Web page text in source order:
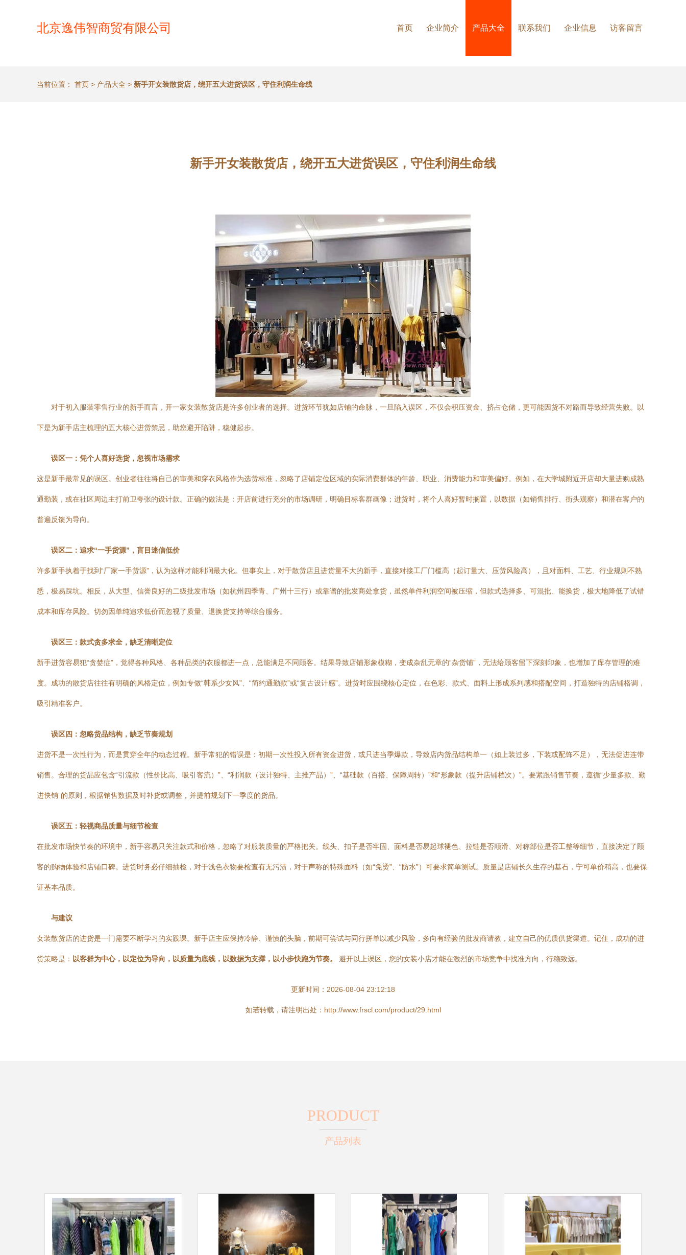
北京逸伟智商贸有限公司 首页 企业简介 产品大全 联系我们 企业信息 访客留言
当前位置： 首页 > 产品大全 > 新手开女装散货店，绕开五大进货误区，守住利润生命线
新手开女装散货店，绕开五大进货误区，守住利润生命线
对于初入服装零售行业的新手而言，开一家女装散货店是许多创业者的选择。进货环节犹如店铺的命脉，一旦陷入误区，不仅会积压资金、挤占仓储，更可能因货不对路而导致经营失败。以
下是为新手店主梳理的五大核心进货禁忌，助您避开陷阱，稳健起步。
误区一：凭个人喜好选货，忽视市场需求
这是新手最常见的误区。创业者往往将自己的审美和穿衣风格作为选货标准，忽略了店铺定位区域的实际消费群体的年龄、职业、消费能力和审美偏好。例如，在大学城附近开店却大量进购成熟
通勤装，或在社区周边主打前卫夸张的设计款。正确的做法是：开店前进行充分的市场调研，明确目标客群画像；进货时，将个人喜好暂时搁置，以数据（如销售排行、街头观察）和潜在客户的
普遍反馈为导向。
误区二：追求“一手货源”，盲目迷信低价
许多新手执着于找到“厂家一手货源”，认为这样才能利润最大化。但事实上，对于散货店且进货量不大的新手，直接对接工厂门槛高（起订量大、压货风险高），且对面料、工艺、行业规则不熟
悉，极易踩坑。相反，从大型、信誉良好的二级批发市场（如杭州四季青、广州十三行）或靠谱的批发商处拿货，虽然单件利润空间被压缩，但款式选择多、可混批、能换货，极大地降低了试错
成本和库存风险。切勿因单纯追求低价而忽视了质量、退换货支持等综合服务。
误区三：款式贪多求全，缺乏清晰定位
新手进货容易犯“贪婪症”，觉得各种风格、各种品类的衣服都进一点，总能满足不同顾客。结果导致店铺形象模糊，变成杂乱无章的“杂货铺”，无法给顾客留下深刻印象，也增加了库存管理的难
度。成功的散货店往往有明确的风格定位，例如专做“韩系少女风”、“简约通勤款”或“复古设计感”。进货时应围绕核心定位，在色彩、款式、面料上形成系列感和搭配空间，打造独特的店铺格调，
吸引精准客户。
误区四：忽略货品结构，缺乏节奏规划
进货不是一次性行为，而是贯穿全年的动态过程。新手常犯的错误是：初期一次性投入所有资金进货，或只进当季爆款，导致店内货品结构单一（如上装过多，下装或配饰不足），无法促进连带
销售。合理的货品应包含“引流款（性价比高、吸引客流）”、“利润款（设计独特、主推产品）”、“基础款（百搭、保障周转）”和“形象款（提升店铺档次）”。要紧跟销售节奏，遵循“少量多款、勤
进快销”的原则，根据销售数据及时补货或调整，并提前规划下一季度的货品。
误区五：轻视商品质量与细节检查
在批发市场快节奏的环境中，新手容易只关注款式和价格，忽略了对服装质量的严格把关。线头、扣子是否牢固、面料是否易起球褪色、拉链是否顺滑、对称部位是否工整等细节，直接决定了顾
客的购物体验和店铺口碑。进货时务必仔细抽检，对于浅色衣物要检查有无污渍，对于声称的特殊面料（如“免烫”、“防水”）可要求简单测试。质量是店铺长久生存的基石，宁可单价稍高，也要保
证基本品质。
与建议
女装散货店的进货是一门需要不断学习的实践课。新手店主应保持冷静、谨慎的头脑，前期可尝试与同行拼单以减少风险，多向有经验的批发商请教，建立自己的优质供货渠道。记住，成功的进
货策略是： 以客群为中心，以定位为导向，以质量为底线，以数据为支撑，以小步快跑为节奏。 避开以上误区，您的女装小店才能在激烈的市场竞争中找准方向，行稳致远。
更新时间：2026-08-04 23:12:18
如若转载，请注明出处：http://www.frscl.com/product/29.html
PRODUCT
产品列表